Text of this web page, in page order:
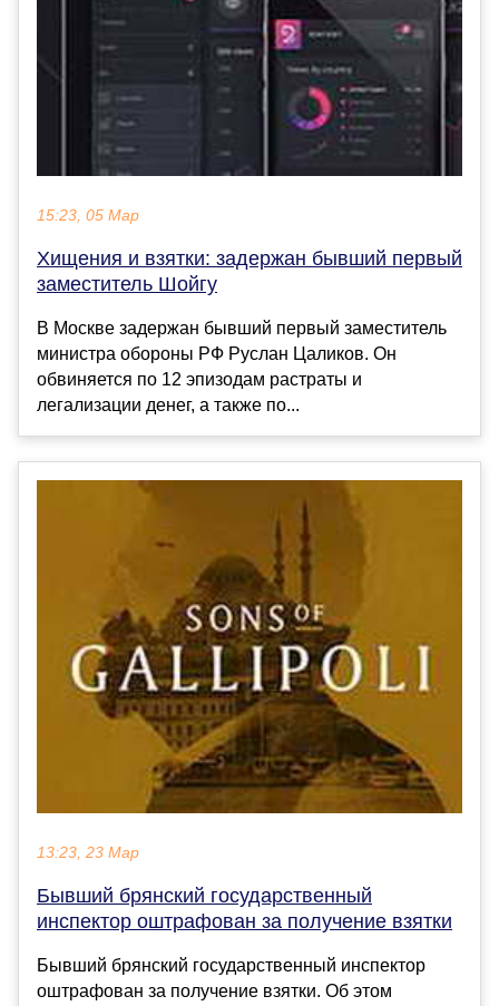
15:23, 05 Мар
Хищения и взятки: задержан бывший первый
заместитель Шойгу
В Москве задержан бывший первый заместитель
министра обороны РФ Руслан Цаликов. Он
обвиняется по 12 эпизодам растраты и
легализации денег, а также по...
13:23, 23 Мар
Бывший брянский государственный
инспектор оштрафован за получение взятки
Бывший брянский государственный инспектор
оштрафован за получение взятки. Об этом